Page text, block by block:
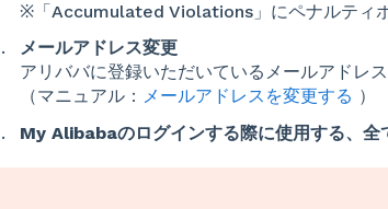
※「Accumulated Violations」にペナルティ
メールアドレス変更
アリババに登録いただいているメールアドレ
（マニュアル： メールアドレスを変更する ）
My Alibabaのログインする際に使用する、全